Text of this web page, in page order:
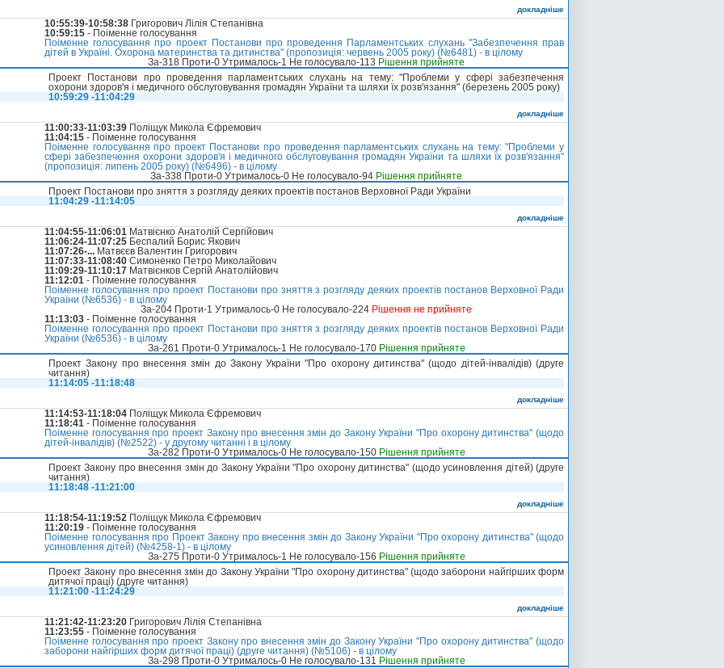
докладніше
10:55:39-10:58:38 Григорович Лілія Степанівна
10:59:15 - Поіменне голосування
Поіменне голосування про проект Постанови про проведення Парламентських слухань "Забезпечення прав
дітей в Україні. Охорона материнства та дитинства" (пропозиція: червень 2005 року) (№6481) - в цілому
За-318 Проти-0 Утрималось-1 Не голосувало-113 Рішення прийняте
Проект Постанови про проведення парламентських слухань на тему: "Проблеми у сфері забезпечення
охорони здоров'я і медичного обслуговування громадян України та шляхи їх розв'язання" (березень 2005 року)
10:59:29 -11:04:29
докладніше
11:00:33-11:03:39 Поліщук Микола Єфремович
11:04:15 - Поіменне голосування
Поіменне голосування про проект Постанови про проведення парламентських слухань на тему: "Проблеми у
сфері забезпечення охорони здоров'я і медичного обслуговування громадян України та шляхи їх розв'язання"
(пропозиція: липень 2005 року) (№6496) - в цілому
За-338 Проти-0 Утрималось-0 Не голосувало-94 Рішення прийняте
Проект Постанови про зняття з розгляду деяких проектів постанов Верховної Ради України
11:04:29 -11:14:05
докладніше
11:04:55-11:06:01 Матвієнко Анатолій Сергійович
11:06:24-11:07:25 Беспалий Борис Якович
11:07:26-... Матвєєв Валентин Григорович
11:07:33-11:08:40 Симоненко Петро Миколайович
11:09:29-11:10:17 Матвієнков Сергій Анатолійович
11:12:01 - Поіменне голосування
Поіменне голосування про проект Постанови про зняття з розгляду деяких проектів постанов Верховної Ради
України (№6536) - в цілому
За-204 Проти-1 Утрималось-0 Не голосувало-224 Рішення не прийняте
11:13:03 - Поіменне голосування
Поіменне голосування про проект Постанови про зняття з розгляду деяких проектів постанов Верховної Ради
України (№6536) - в цілому
За-261 Проти-0 Утрималось-1 Не голосувало-170 Рішення прийняте
Проект Закону про внесення змін до Закону України "Про охорону дитинства" (щодо дітей-інвалідів) (друге
читання)
11:14:05 -11:18:48
докладніше
11:14:53-11:18:04 Поліщук Микола Єфремович
11:18:41 - Поіменне голосування
Поіменне голосування про проект Закону про внесення змін до Закону України "Про охорону дитинства" (щодо
дітей-інвалідів) (№2522) - у другому читанні і в цілому
За-282 Проти-0 Утрималось-0 Не голосувало-150 Рішення прийняте
Проект Закону про внесення змін до Закону України "Про охорону дитинства" (щодо усиновлення дітей) (друге
читання)
11:18:48 -11:21:00
докладніше
11:18:54-11:19:52 Поліщук Микола Єфремович
11:20:19 - Поіменне голосування
Поіменне голосування про Проект Закону про внесення змін до Закону України "Про охорону дитинства" (щодо
усиновлення дітей) (№4258-1) - в цілому
За-275 Проти-0 Утрималось-1 Не голосувало-156 Рішення прийняте
Проект Закону про внесення змін до Закону України "Про охорону дитинства" (щодо заборони найгірших форм
дитячої праці) (друге читання)
11:21:00 -11:24:29
докладніше
11:21:42-11:23:20 Григорович Лілія Степанівна
11:23:55 - Поіменне голосування
Поіменне голосування про проект Закону про внесення змін до Закону України "Про охорону дитинства" (щодо
заборони найгірших форм дитячої праці) (друге читання) (№5106) - в цілому
За-298 Проти-0 Утрималось-0 Не голосувало-131 Рішення прийняте